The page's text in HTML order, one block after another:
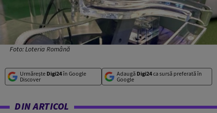
Foto: Loteria Română
Urmărește Digi24în Google
Discover
Adaugă Digi24ca sursă preferată în
Google
DIN ARTICOL